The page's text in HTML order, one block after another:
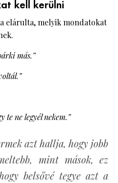
kell kerülni
elárulta, melyik mondatokat
más.”
te ne legyél nekem.”
azt hallja, hogy jobb
mint mások, ez
belsővé tegye azt a